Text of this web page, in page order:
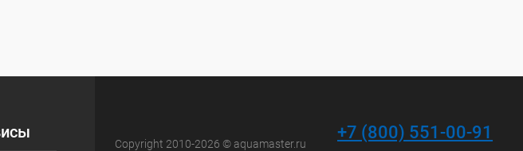
Copyright 2010-2026 © aquamaster.ru
+7 (800) 551-00-91